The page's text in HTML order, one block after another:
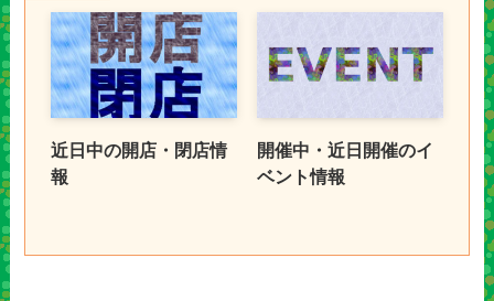
近日中の開店・閉店情
報
開催中・近日開催のイ
ベント情報